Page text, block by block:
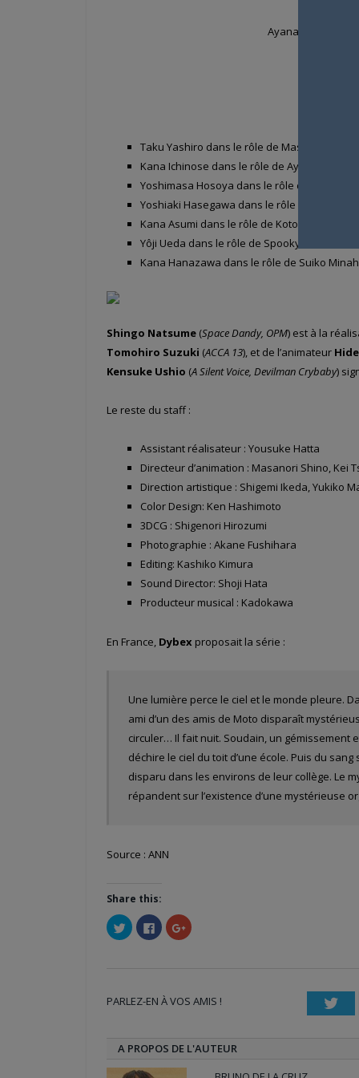
Ayana Taketatsu
Kouki
Taku Yashiro dans le rôle de Masaki Taniguchi
Kana Ichinose dans le rôle de Aya Orihata
Yoshimasa Hosoya dans le rôle de Jin Asukai
Yoshiaki Hasegawa dans le rôle de Shinjirō
Kana Asumi dans le rôle de Kotoe Kinugawa
Yôji Ueda dans le rôle de Spooky E
Kana Hanazawa dans le rôle de Suiko
Shingo Natsume (Space Dandy, OPM) est à la
Tomohiro Suzuki (ACCA 13), et de l’animateur
Kensuke Ushio (A Silent Voice, Devilman Crybaby)
Le reste du staff :
Assistant réalisateur : Yousuke Hatta
Directeur d’animation : Masanori Shino, Kei
Direction artistique : Shigemi Ikeda, Yukiko
Color Design: Ken Hashimoto
3DCG : Shigenori Hirozumi
Photographie : Akane Fushihara
Editing: Kashiko Kimura
Sound Director: Shoji Hata
Producteur musical : Kadokawa
En France, Dybex proposait la série :
Une lumière perce le ciel et le monde pleure.
ami d’un des amis de Moto disparaît
circuler… Il fait nuit. Soudain, un gémissement
déchire le ciel du toit d’une école. Puis du
disparu dans les environs de leur collège. Le
répandent sur l’existence d’une mystérieuse
Source : ANN
Share this:
Cliquez
pour
partager
fenêtre)
Cliquez
pour
partager
fenêtre)
Cliquez
pour
nouvelle
PARLEZ-EN À VOS AMIS !
A PROPOS DE L'AUTEUR